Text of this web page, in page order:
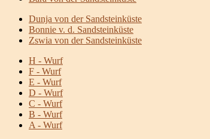
Dunja von der Sandsteinküste
Bonnie v. d. Sandsteinküste
Zswia von der Sandsteinküste
H - Wurf
F - Wurf
E - Wurf
D - Wurf
C - Wurf
B - Wurf
A - Wurf